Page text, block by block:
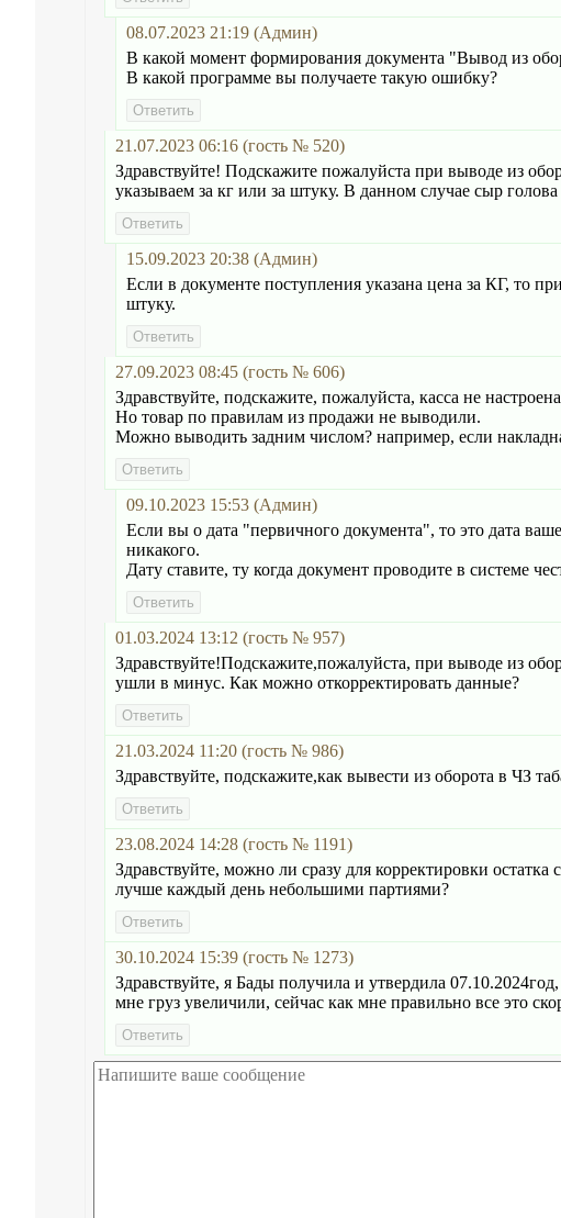
08.07.2023 21:19 (Админ)
В какой момент формирования документа "Вывод из
В какой программе вы получаете такую ошибку?
21.07.2023 06:16 (гость № 520)
Здравствуйте! Подскажите пожалуйста при выводе из
указываем за кг или за штуку. В данном случае сыр
15.09.2023 20:38 (Админ)
Если в документе поступления указана цена за КГ, то
штуку.
27.09.2023 08:45 (гость № 606)
Здравствуйте, подскажите, пожалуйста, касса не
Но товар по правилам из продажи не выводили.
Можно выводить задним числом? например, если
09.10.2023 15:53 (Админ)
Если вы о дата "первичного документа", то это дата
никакого.
Дату ставите, ту когда документ проводите в системе
01.03.2024 13:12 (гость № 957)
Здравствуйте!Подскажите,пожалуйста, при выводе из
ушли в минус. Как можно откорректировать данные?
21.03.2024 11:20 (гость № 986)
Здравствуйте, подскажите,как вывести из оборота в ЧЗ
23.08.2024 14:28 (гость № 1191)
Здравствуйте, можно ли сразу для корректировки
лучше каждый день небольшими партиями?
30.10.2024 15:39 (гость № 1273)
Здравствуйте, я Бады получила и утвердила
мне груз увеличили, сейчас как мне правильно все это